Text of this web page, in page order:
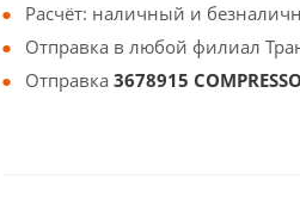
Расчёт: наличный и
Отправка в любой филиал
Отправка 3678915